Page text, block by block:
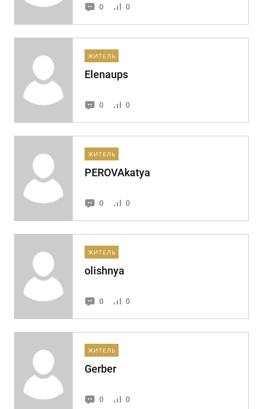
0 0
ЖИТЕЛЬ
Elenaups
0 0
ЖИТЕЛЬ
PEROVAkatya
0 0
ЖИТЕЛЬ
olishnya
0 0
ЖИТЕЛЬ
Gerber
0 0